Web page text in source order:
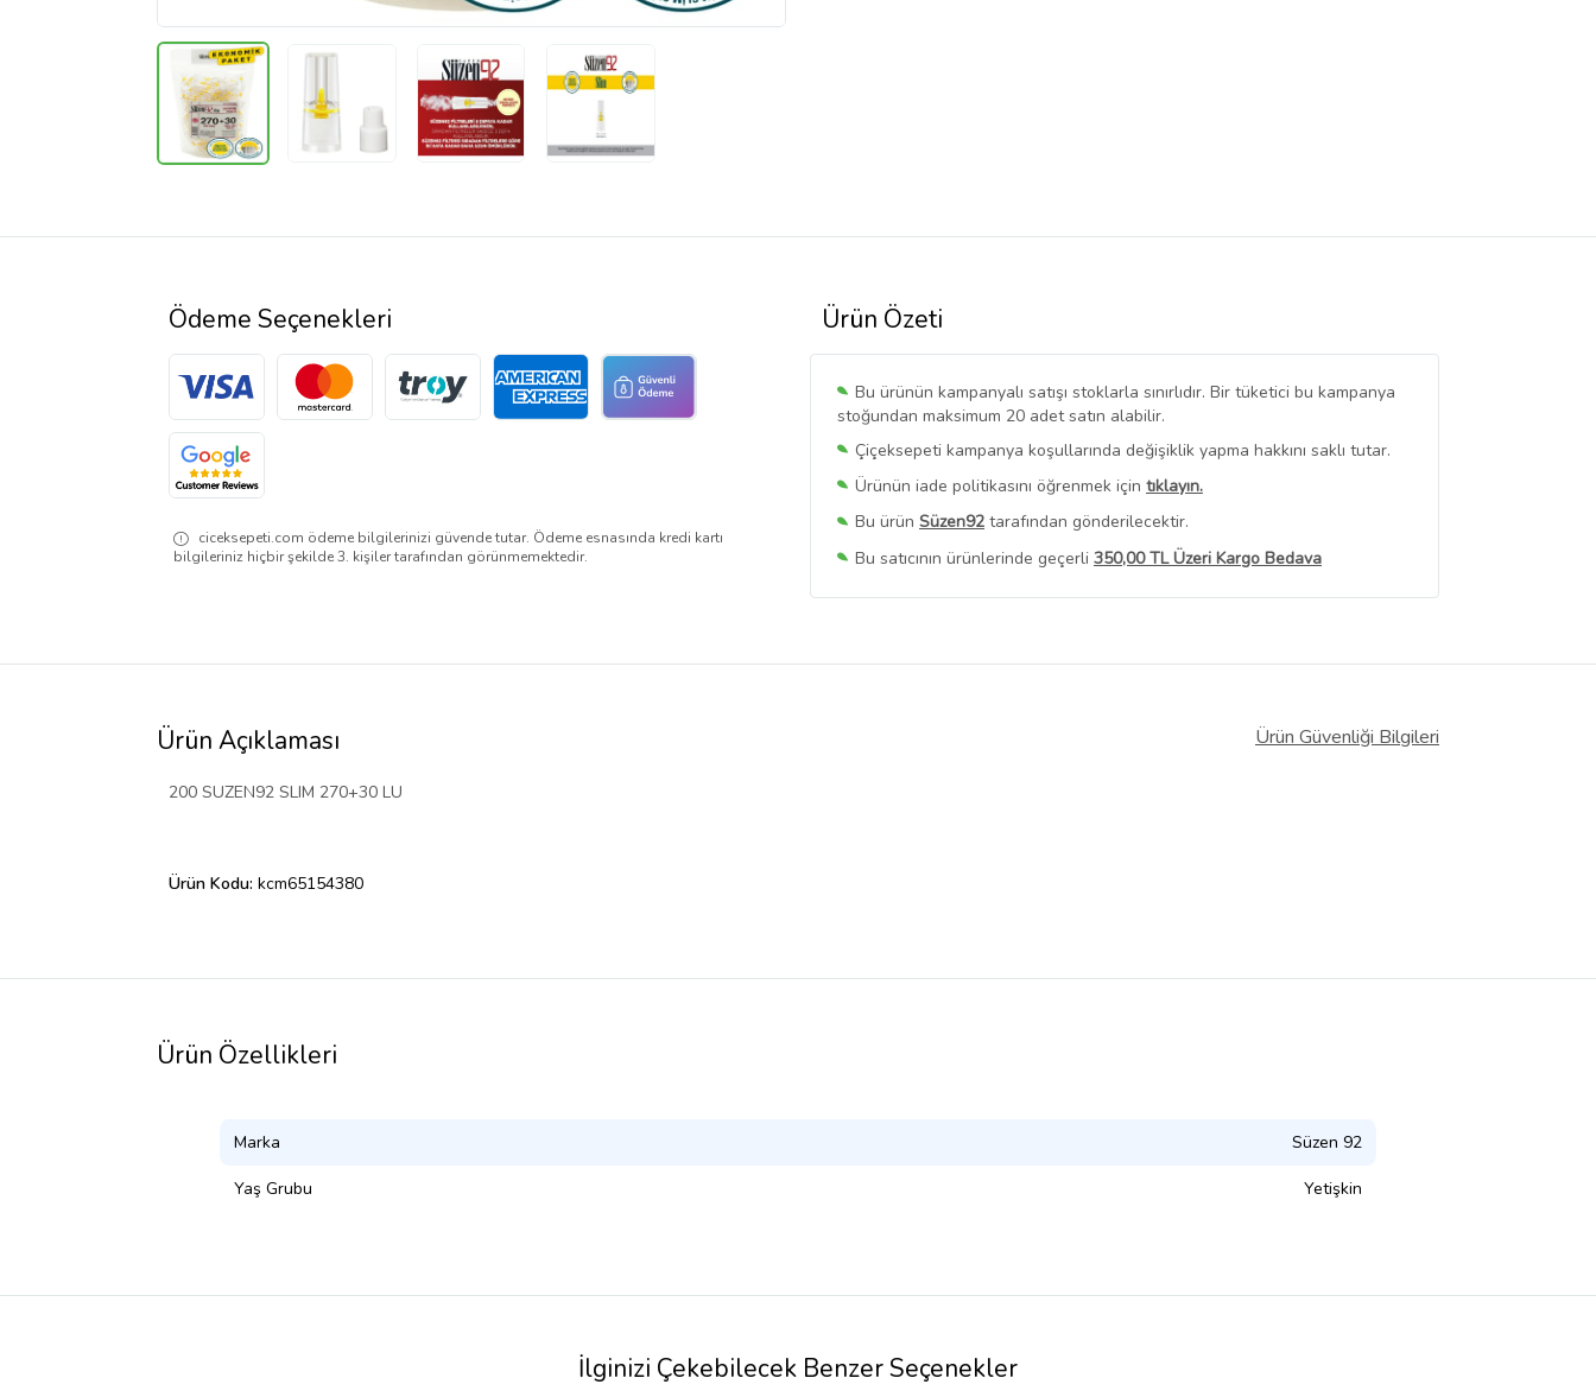
Ürün Özeti
Bu ürünün kampanyalı satışı stoklarla sınırlıdır. Bir tüketici bu kampanya
stoğundan maksimum 20 adet satın alabilir.
Çiçeksepeti kampanya koşullarında değişiklik yapma hakkını saklı tutar.
Ürünün iade politikasını öğrenmek için tıklayın.
Bu ürün Süzen92 tarafından gönderilecektir.
Bu satıcının ürünlerinde geçerli 350,00 TL Üzeri Kargo Bedava
Bu SatıcınınTüm Ürünlerini Görüntüle
Ödeme Seçenekleri
ciceksepeti.com ödeme bilgilerinizi güvende tutar. Ödeme esnasında kredi kartı
bilgileriniz hiçbir şekilde 3. kişiler tarafından görünmemektedir.
Ürün Açıklaması Ürün Güvenliği Bilgileri
200 SUZEN92 SLIM 270+30 LU
Ürün Kodu: kcm65154380
Ürün Özellikleri
Marka Süzen 92
Yaş Grubu Yetişkin
İlginizi Çekebilecek Benzer Seçenekler